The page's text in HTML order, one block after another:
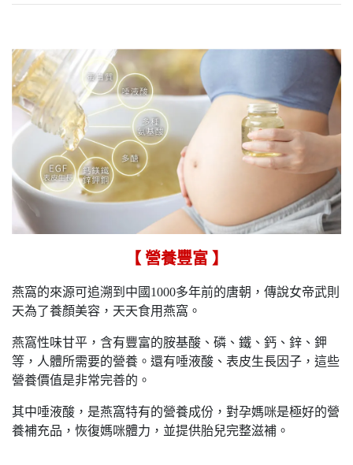
【 營養豐富 】
燕窩的來源可追溯到中國1000多年前的唐朝，傳說女帝武則
天為了養顏美容，天天食用燕窩。
燕窩性味甘平，含有豐富的胺基酸、磷、鐵、鈣、鋅、鉀
等，人體所需要的營養。還有唾液酸、表皮生長因子，這些
營養價值是非常完善的。
其中唾液酸，是燕窩特有的營養成份，對孕媽咪是極好的營
養補充品，恢復媽咪體力，並提供胎兒完整滋補。